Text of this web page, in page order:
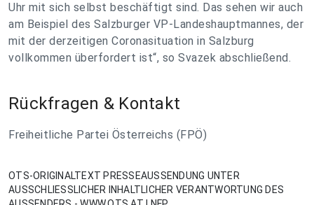
Uhr mit sich selbst beschäftigt sind. Das sehen wir auch
am Beispiel des Salzburger VP-Landeshauptmannes, der
mit der derzeitigen Coronasituation in Salzburg
vollkommen überfordert ist“, so Svazek abschließend.
Rückfragen & Kontakt
Freiheitliche Partei Österreichs (FPÖ)
OTS-ORIGINALTEXT PRESSEAUSSENDUNG UNTER
AUSSCHLIESSLICHER INHALTLICHER VERANTWORTUNG DES